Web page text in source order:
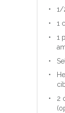
1/
1
1
2